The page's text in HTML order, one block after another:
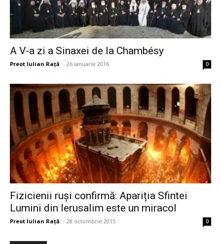
A V-a zi a Sinaxei de la Chambésy
Preot Iulian Raţă - 26 ianuarie 2016 0
Fizicienii ruși confirmă: Apariția Sfintei
Lumini din Ierusalim este un miracol
Preot Iulian Raţă - 28 octombrie 2015 0